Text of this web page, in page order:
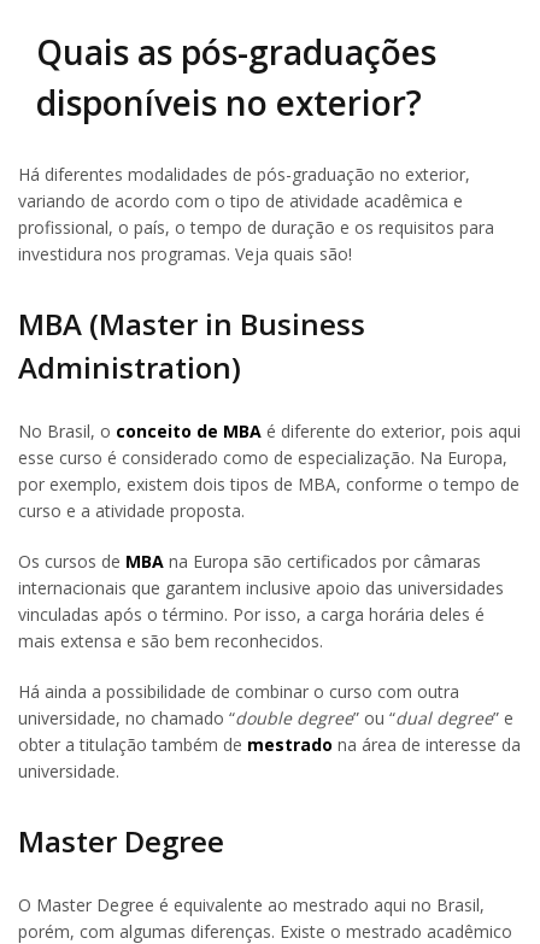
Quais as pós-graduações
disponíveis no exterior?
Há diferentes modalidades de pós-graduação no exterior,
variando de acordo com o tipo de atividade acadêmica e
profissional, o país, o tempo de duração e os requisitos para
investidura nos programas. Veja quais são!
MBA (Master in Business
Administration)
No Brasil, o conceito de MBA é diferente do exterior, pois aqui
esse curso é considerado como de especialização. Na Europa,
por exemplo, existem dois tipos de MBA, conforme o tempo de
curso e a atividade proposta.
Os cursos de MBA na Europa são certificados por câmaras
internacionais que garantem inclusive apoio das universidades
vinculadas após o término. Por isso, a carga horária deles é
mais extensa e são bem reconhecidos.
Há ainda a possibilidade de combinar o curso com outra
universidade, no chamado “double degree” ou “dual degree” e
obter a titulação também de mestrado na área de interesse da
universidade.
Master Degree
O Master Degree é equivalente ao mestrado aqui no Brasil,
porém, com algumas diferenças. Existe o mestrado acadêmico